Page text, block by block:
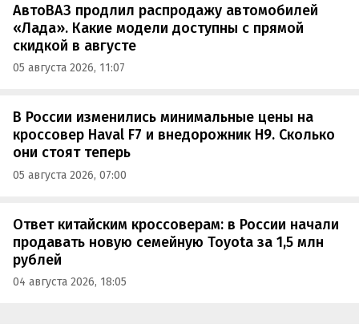
АвтоВАЗ продлил распродажу автомобилей
«Лада». Какие модели доступны с прямой
скидкой в августе
05 августа 2026, 11:07
В России изменились минимальные цены на
кроссовер Haval F7 и внедорожник H9. Сколько
они стоят теперь
05 августа 2026, 07:00
Ответ китайским кроссоверам: в России начали
продавать новую семейную Toyota за 1,5 млн
рублей
04 августа 2026, 18:05